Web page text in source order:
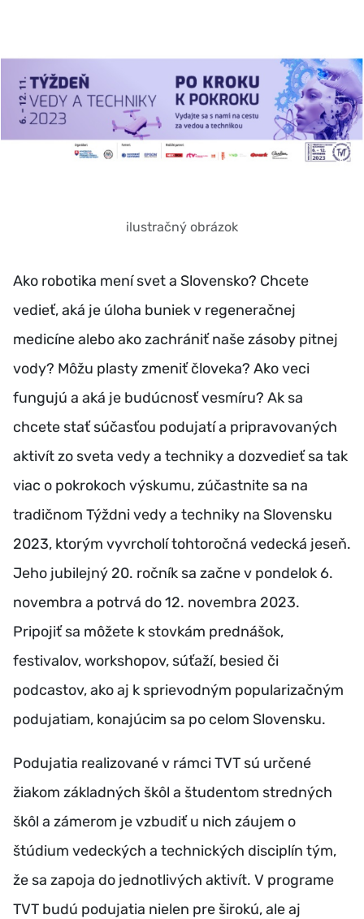
ilustračný obrázok
Ako robotika mení svet a Slovensko? Chcete
vedieť, aká je úloha buniek v regeneračnej
medicíne alebo ako zachrániť naše zásoby pitnej
vody? Môžu plasty zmeniť človeka? Ako veci
fungujú a aká je budúcnosť vesmíru? Ak sa
chcete stať súčasťou podujatí a pripravovaných
aktivít zo sveta vedy a techniky a dozvedieť sa tak
viac o pokrokoch výskumu, zúčastnite sa na
tradičnom Týždni vedy a techniky na Slovensku
2023, ktorým vyvrcholí tohtoročná vedecká jeseň.
Jeho jubilejný 20. ročník sa začne v pondelok 6.
novembra a potrvá do 12. novembra 2023.
Pripojiť sa môžete k stovkám prednášok,
festivalov, workshopov, súťaží, besied či
podcastov, ako aj k sprievodným popularizačným
podujatiam, konajúcim sa po celom Slovensku.
Podujatia realizované v rámci TVT sú určené
žiakom základných škôl a študentom stredných
škôl a zámerom je vzbudiť u nich záujem o
štúdium vedeckých a technických disciplín tým,
že sa zapoja do jednotlivých aktivít. V programe
TVT budú podujatia nielen pre širokú, ale aj